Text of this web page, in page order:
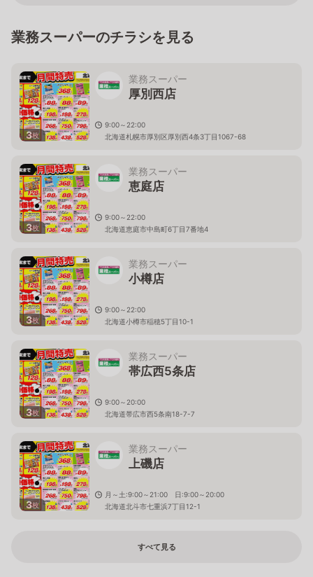
業務スーパーのチラシを見る
3枚
業務スーパー
厚別西店
9:00～22:00
北海道札幌市厚別区厚別西4条3丁目1067-68
3枚
業務スーパー
恵庭店
9:00～22:00
北海道恵庭市中島町6丁目7番地4
3枚
業務スーパー
小樽店
9:00～22:00
北海道小樽市稲穂5丁目10-1
3枚
業務スーパー
帯広西5条店
9:00～20:00
北海道帯広市西5条南18-7-7
3枚
業務スーパー
上磯店
月～土:9:00～21:00 日:9:00～20:00
北海道北斗市七重浜7丁目12-1
すべて見る